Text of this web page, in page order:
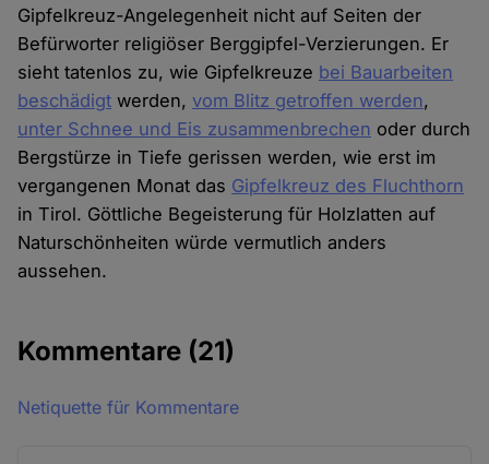
Gipfelkreuz-Angelegenheit nicht auf Seiten der
Befürworter religiöser Berggipfel-Verzierungen. Er
sieht tatenlos zu, wie Gipfelkreuze bei Bauarbeiten
beschädigt werden,vom Blitz getroffen werden,
unter Schnee und Eis zusammenbrechen oder durch
Bergstürze in Tiefe gerissen werden, wie erst im
vergangenen Monat das Gipfelkreuz des Fluchthorn
in Tirol. Göttliche Begeisterung für Holzlatten auf
Naturschönheiten würde vermutlich anders
aussehen.
Kommentare (21)
Netiquette für Kommentare